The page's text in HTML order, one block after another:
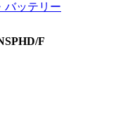
バッテリー
F